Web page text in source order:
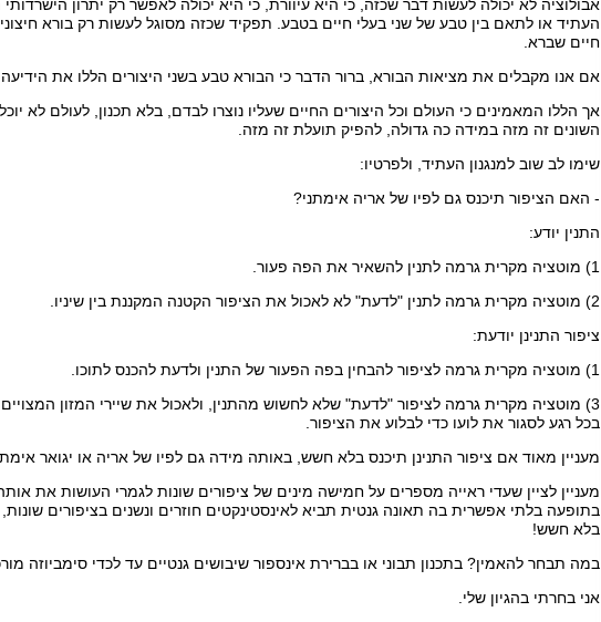
אבולוציה לא יכולה לעשות דבר שכזה, כי היא עיוורת, כי היא יכולה לאפשר רק יתרון
העתיד או לתאם בין טבע של שני בעלי חיים בטבע. תפקיד שכזה מסוגל לעשות רק בורא
חיים שברא.
אם אנו מקבלים את מציאות הבורא, ברור הדבר כי הבורא טבע בשני היצורים הללו את
אך הללו המאמינים כי העולם וכל היצורים החיים שעליו נוצרו לבדם, בלא תכנון, לעולם לא
השונים זה מזה במידה כה גדולה, להפיק תועלת זה מזה.
שימו לב שוב למנגנון העתיד, ולפרטיו:
- האם הציפור תיכנס גם לפיו של אריה אימתני?
התנין יודע:
1) מוטציה מקרית גרמה לתנין להשאיר את הפה פעור.
2) מוטציה מקרית גרמה לתנין "לדעת" לא לאכול את הציפור הקטנה המקננת בין שיניו.
ציפור התנינן יודעת:
1) מוטציה מקרית גרמה לציפור להבחין בפה הפעור של התנין ולדעת להכנס לתוכו.
3) מוטציה מקרית גרמה לציפור "לדעת" שלא לחשוש מהתנין, ולאכול את שיירי המזון
בכל רגע לסגור את לועו כדי לבלוע את הציפור.
מעניין מאוד אם ציפור התנינן תיכנס בלא חשש, באותה מידה גם לפיו של אריה או יגואר
מעניין לציין שעדי ראייה מספרים על חמישה מינים של ציפורים שונות לגמרי העושות את
בתופעה בלתי אפשרית בה תאונה גנטית תביא לאינסטינקטים חוזרים ונשנים בציפורים
בלא חשש!
במה תבחר להאמין? בתכנון תבוני או בברירת אינספור שיבושים גנטיים עד לכדי סימביוזה
אני בחרתי בהגיון שלי.